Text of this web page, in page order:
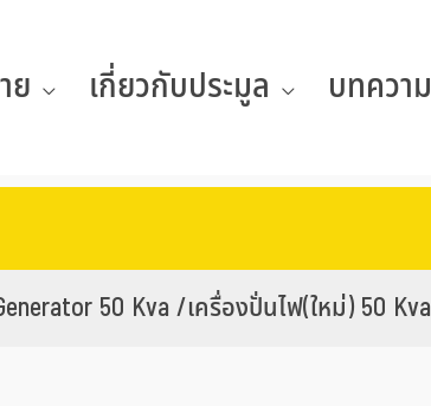
ย เกี่ยวกับประมูล บทความ
50 Kva /เครื่องปั่นไฟ(ใหม่) 50 Kva